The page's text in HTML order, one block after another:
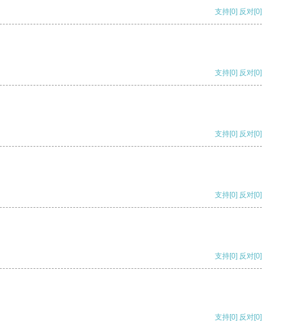
支持[0] 反对[0]
支持[0] 反对[0]
支持[0] 反对[0]
支持[0] 反对[0]
支持[0] 反对[0]
支持[0] 反对[0]